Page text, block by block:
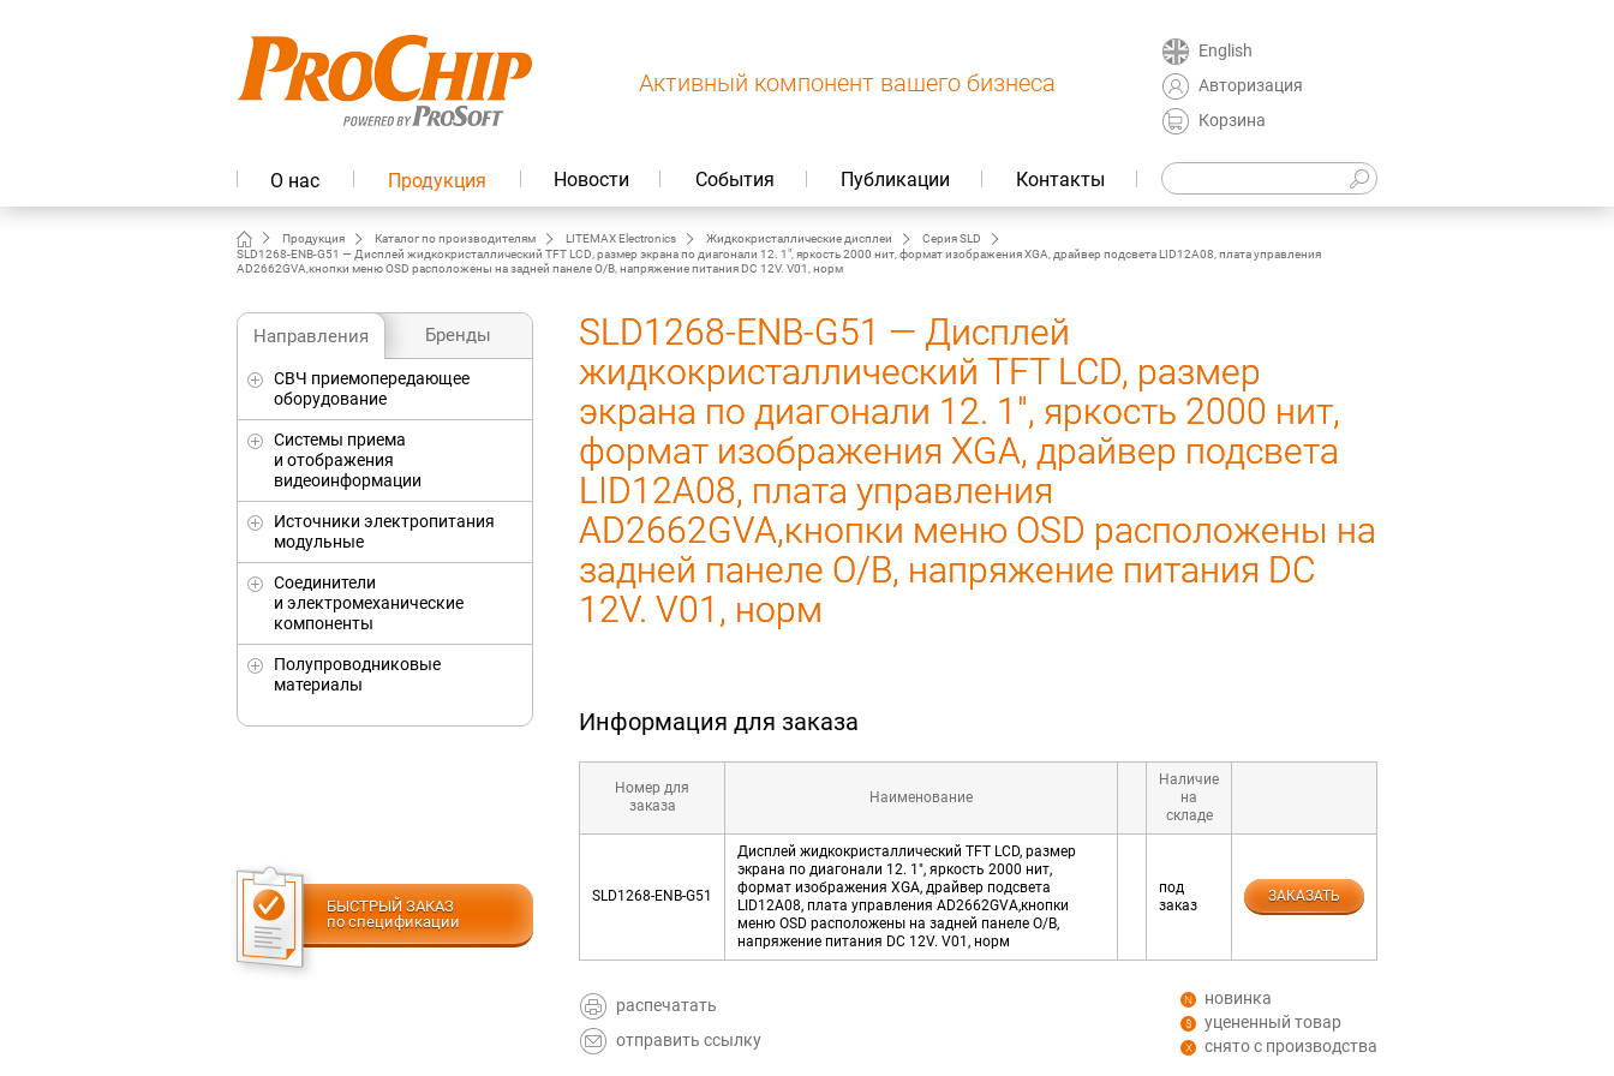
Активный компонент вашего бизнеса
English
Авторизация
Корзина
О нас Продукция Новости События Публикации Контакты
Продукция Каталог по производителям LITEMAX Electronics Жидкокристаллические дисплеи
Серия SLD
SLD1268-ENB-G51 — Дисплей жидкокристаллический TFT LCD, размер экрана по диагонали 12. 1", яркость 2000 нит, формат изображения XGA, драйвер подсвета LID12A08, плата управления
AD2662GVA,кнопки меню OSD расположены на задней панеле O/B, напряжение питания DC 12V. V01, норм
Направления Бренды
СВЧ приемопередающее
оборудование
Системы приема
и отображения
видеоинформации
Источники электропитания
модульные
Соединители
и электромеханические
компоненты
Полупроводниковые
материалы
БЫСТРЫЙ ЗАКАЗ
по спецификации
SLD1268-ENB-G51 — Дисплей
жидкокристаллический TFT LCD, размер
экрана по диагонали 12. 1", яркость 2000 нит,
формат изображения XGA, драйвер подсвета
LID12A08, плата управления
AD2662GVA,кнопки меню OSD расположены на
задней панеле O/B, напряжение питания DC
12V. V01, норм
Информация для заказа
Номер для
заказа
Наименование
Наличие
на
складе
SLD1268-ENB-G51
Дисплей жидкокристаллический TFT LCD, размер
экрана по диагонали 12. 1", яркость 2000 нит,
формат изображения XGA, драйвер подсвета
LID12A08, плата управления AD2662GVA,кнопки
меню OSD расположены на задней панеле O/B,
напряжение питания DC 12V. V01, норм
под
заказ
ЗАКАЗАТЬ
распечатать
отправить ссылку
новинка
уцененный товар
снято с производства